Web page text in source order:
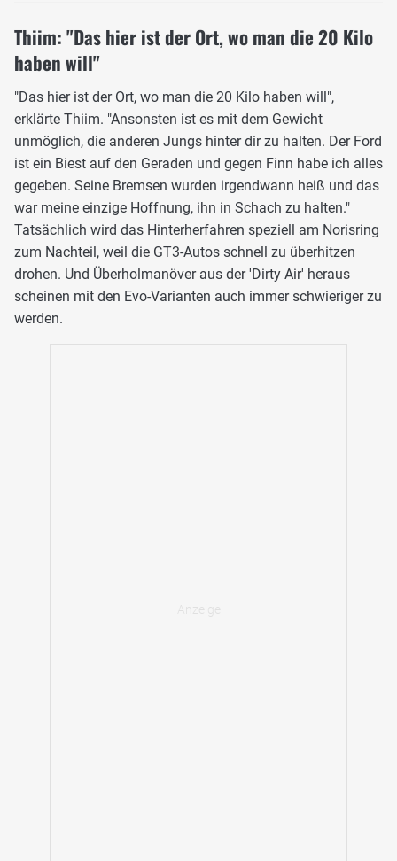
Thiim: "Das hier ist der Ort, wo man die 20 Kilo
haben will"
"Das hier ist der Ort, wo man die 20 Kilo haben will",
erklärte Thiim. "Ansonsten ist es mit dem Gewicht
unmöglich, die anderen Jungs hinter dir zu halten. Der Ford
ist ein Biest auf den Geraden und gegen Finn habe ich alles
gegeben. Seine Bremsen wurden irgendwann heiß und das
war meine einzige Hoffnung, ihn in Schach zu halten."
Tatsächlich wird das Hinterherfahren speziell am Norisring
zum Nachteil, weil die GT3-Autos schnell zu überhitzen
drohen. Und Überholmanöver aus der 'Dirty Air' heraus
scheinen mit den Evo-Varianten auch immer schwieriger zu
werden.